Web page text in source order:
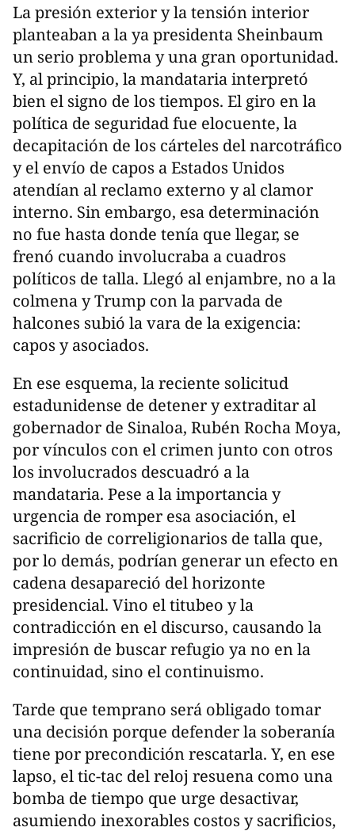
La presión exterior y la tensión interior
planteaban a la ya presidenta Sheinbaum
un serio problema y una gran oportunidad.
Y, al principio, la mandataria interpretó
bien el signo de los tiempos. El giro en la
política de seguridad fue elocuente, la
decapitación de los cárteles del narcotráfico
y el envío de capos a Estados Unidos
atendían al reclamo externo y al clamor
interno. Sin embargo, esa determinación
no fue hasta donde tenía que llegar, se
frenó cuando involucraba a cuadros
políticos de talla. Llegó al enjambre, no a la
colmena y Trump con la parvada de
halcones subió la vara de la exigencia:
capos y asociados.
En ese esquema, la reciente solicitud
estadunidense de detener y extraditar al
gobernador de Sinaloa, Rubén Rocha Moya,
por vínculos con el crimen junto con otros
los involucrados descuadró a la
mandataria. Pese a la importancia y
urgencia de romper esa asociación, el
sacrificio de correligionarios de talla que,
por lo demás, podrían generar un efecto en
cadena desapareció del horizonte
presidencial. Vino el titubeo y la
contradicción en el discurso, causando la
impresión de buscar refugio ya no en la
continuidad, sino el continuismo.
Tarde que temprano será obligado tomar
una decisión porque defender la soberanía
tiene por precondición rescatarla. Y, en ese
lapso, el tic-tac del reloj resuena como una
bomba de tiempo que urge desactivar,
asumiendo inexorables costos y sacrificios,